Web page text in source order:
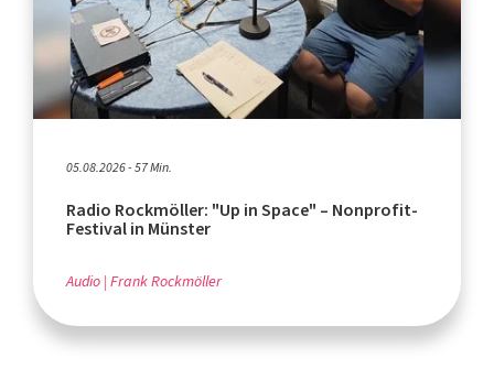
05.08.2026 - 57 Min.
Radio Rockmöller: "Up in Space" – Nonprofit-
Festival in Münster
Audio Frank Rockmöller